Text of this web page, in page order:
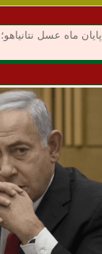
پایان ماه عسل